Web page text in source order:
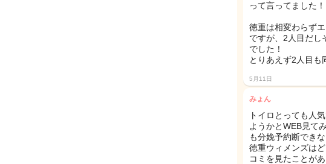
って言ってました
徳重は相変わらず
ですが、2人目だし
でした！
とりあえず2人目も
5月11日
みょん
トイロとっても人
ようかとWEB見て
も分娩予約断でき
徳重ウィメンズは
コミを見たことが